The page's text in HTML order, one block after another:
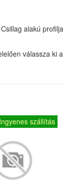
alakú
válassza ki
Ingyenes szállítás